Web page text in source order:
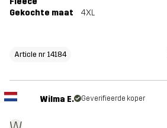
Gekochte maat 4XL
Article nr 14184
Wilma E. Geverifieerde koper